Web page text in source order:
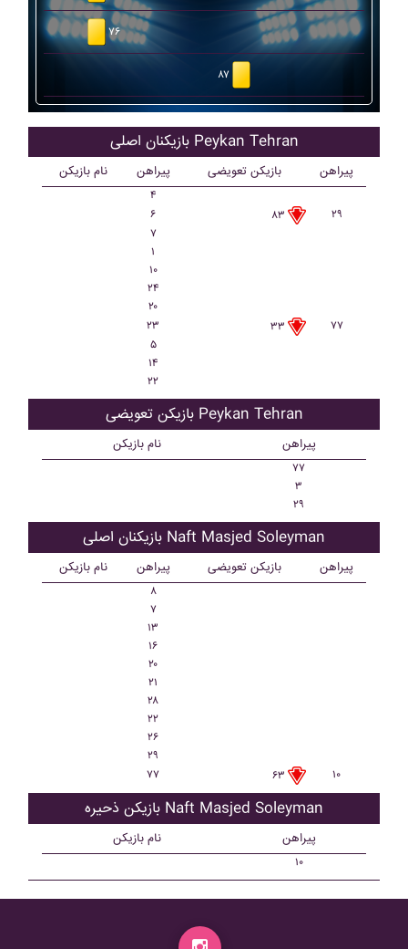
۷۶
۸۷
بازیکنان اصلی Peykan Tehran
نام بازیکن پیراهن بازیکن تعویضی پیراهن
۴
۶
۸۳
۲۹
۷
۱
۱۰
۲۴
۲۰
۲۳
۳۳
۷۷
۵
۱۴
۲۲
بازیکن تعویضی Peykan Tehran
نام بازیکن پیراهن
۷۷
۳
۲۹
بازیکنان اصلی Naft Masjed Soleyman
نام بازیکن پیراهن بازیکن تعویضی پیراهن
۸
۷
۱۳
۱۶
۲۰
۲۱
۲۸
۲۲
۲۶
۲۹
۷۷
۶۳ ۱۰
بازیکن ذحیره Naft Masjed Soleyman
نام بازیکن پیراهن
۱۰